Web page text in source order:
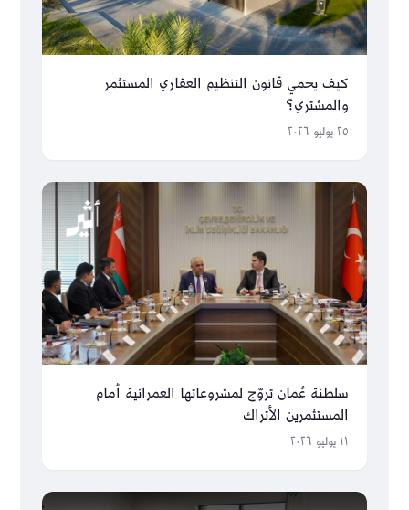
كيف يحمي قانون التنظيم العقاري المستثمر
والمشتري؟
٢٥ يوليو ٢٠٢٦
سلطنة عُمان تروّج لمشروعاتها العمرانية أمام
المستثمرين الأتراك
١١ يوليو ٢٠٢٦